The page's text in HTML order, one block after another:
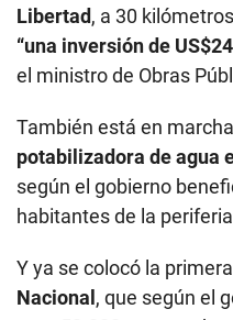
Libertad, a 30
“una inversión de
el ministro de Obras
También está en
potabilizadora de agua
según el gobierno
habitantes de la
Y ya se colocó la
Nacional , que según el